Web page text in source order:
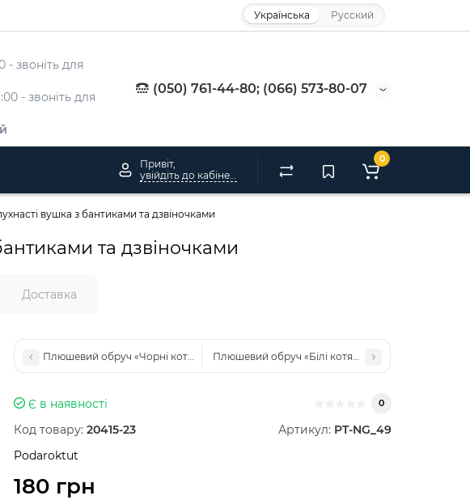
Українська Русский
- звоніть для
- звоніть для
(050) 761-44-80; (066) 573-80-07
Привіт,
0
вушка з бантиками та дзвіночками
та дзвіночками
Доставка
Плюшевий обруч «Чорні котячі вушка з червоною вставкою»: бантики та дзвіночки,
Плюшевий обруч «Білі котячі вушка»: пухнасті
Є в наявності 0
Код товару: 20415-23 Артикул: PT-NG_49
Podaroktut
180 грн